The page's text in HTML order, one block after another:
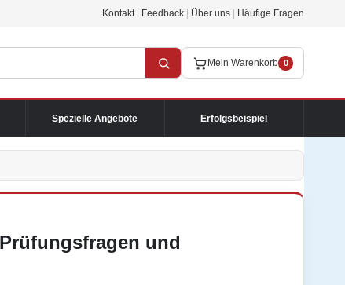
Kontakt Feedback Über uns Häufige Fragen
Mein Warenkorb 0
Spezielle Angebote Erfolgsbeispiel
und